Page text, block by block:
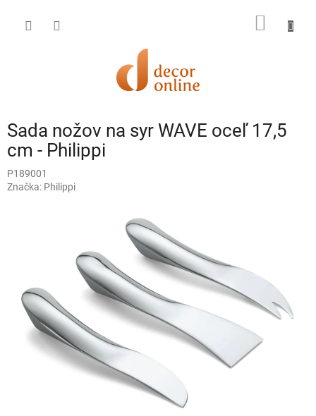
obsah
Sada nožov na syr WAVE oceľ 17,5
cm - Philippi
P189001
Značka: Philippi